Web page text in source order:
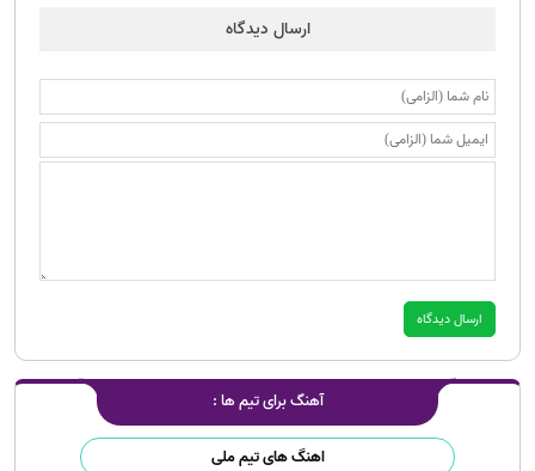
آهنگ برای تیم ها :
اهنگ های تیم ملی
ارسال دیدگاه